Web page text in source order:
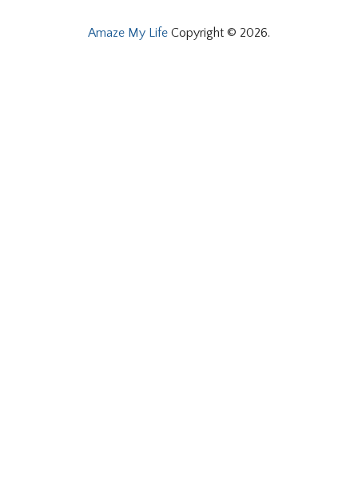
Amaze My LifeCopyright © 2026.